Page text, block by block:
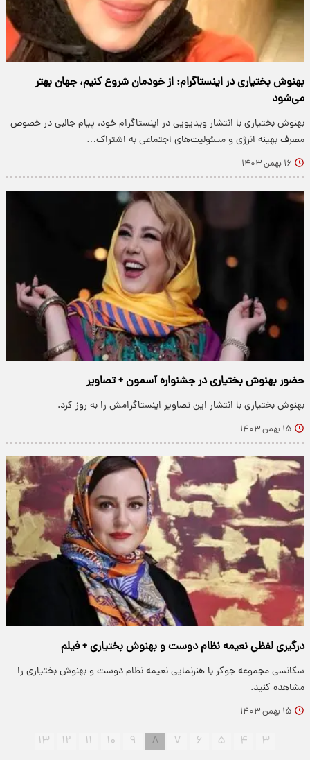
بهنوش بختیاری در اینستاگرام: از خودمان شروع کنیم، جهان بهتر
می‌شود
بهنوش بختیاری با انتشار ویدیویی در اینستاگرام خود، پیام جالبی در خصوص
مصرف بهینه انرژی و مسئولیت‌های اجتماعی به اشتراک…
۱۶ بهمن ۱۴۰۳
حضور بهنوش بختیاری در جشنواره آسمون + تصاویر
بهنوش بختیاری با انتشار این تصاویر اینستاگرامش را به روز کرد.
۱۵ بهمن ۱۴۰۳
درگیری لفظی نعیمه نظام دوست و بهنوش بختیاری + فیلم
سکانسی مجموعه جوکر با هنرنمایی نعیمه نظام دوست و بهنوش بختیاری را
مشاهده کنید.
۱۵ بهمن ۱۴۰۳
۳ ۴ ۵ ۶ ۷ ۸ ۹ ۱۰ ۱۱ ۱۲ ۱۳